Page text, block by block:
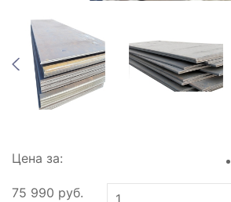
Цена за:
75 990 руб.